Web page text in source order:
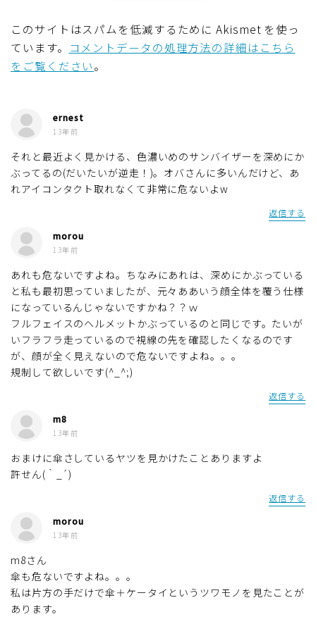
このサイトはスパムを低減するために Akismet を使っ
ています。 コメントデータの処理方法の詳細はこちら
をご覧ください。
ernest
13年前
それと最近よく見かける、色濃いめのサンバイザーを深めにか
ぶってるの(だいたいが逆走！)。オバさんに多いんだけど、あ
れアイコンタクト取れなくて非常に危ないよw
返信する
morou
13年前
あれも危ないですよね。ちなみにあれは、深めにかぶっている
と私も最初思っていましたが、元々ああいう顔全体を覆う仕様
になっているんじゃないですかね？？ｗ
フルフェイスのヘルメットかぶっているのと同じです。たいが
いフラフラ走っているので視線の先を確認したくなるのです
が、顔が全く見えないので危ないですよね。。。
規制して欲しいです(^_^;)
返信する
m8
13年前
おまけに傘さしているヤツを見かけたことありますよ
許せん(｀_´)
返信する
morou
13年前
m8さん
傘も危ないですよね。。。
私は片方の手だけで傘＋ケータイというツワモノを見たことが
あります。